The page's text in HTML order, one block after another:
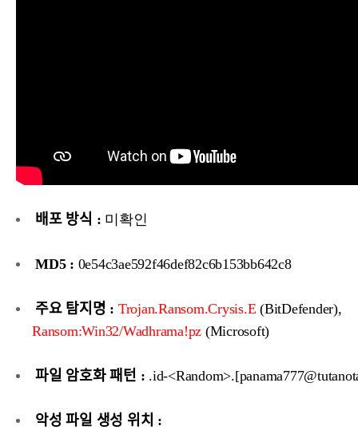
배포 방식 : 미확인
MD5 : 0e54c3ae592f46def82c6b153bb642c8
주요 탐지명 : Trojan.Ransom.Crysis.E (BitDefender),
Ransom:Win32/Wadhrama!pz (Microsoft)
파일 암호화 패턴 : .id-
악성 파일 생성 위치 :